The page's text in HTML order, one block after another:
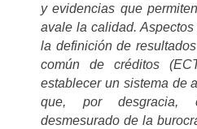
y evidencias que
avale la calidad.
la definición de
común de créditos
establecer un sistema de
que, por desgracia,
desmesurado de la